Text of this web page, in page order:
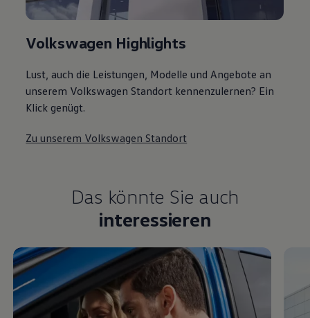
Volkswagen Highlights
Lust, auch die Leistungen, Modelle und Angebote an
unserem Volkswagen Standort kennenzulernen? Ein
Klick genügt.
Zu unserem Volkswagen Standort
Das könnte Sie auch
interessieren